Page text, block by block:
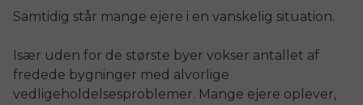
Samtidig står mange ejere i en vanskelig situation.
Især uden for de største byer vokser antallet af
fredede bygninger med alvorlige
vedligeholdelsesproblemer. Mange ejere oplever,